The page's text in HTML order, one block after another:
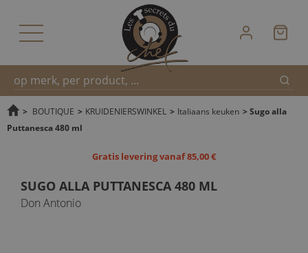
Snel
> BOUTIQUE > KRUIDENIERSWINKEL > Italiaans keuken > Sugo alla
Puttanesca 480 ml
Gratis levering vanaf 85,00 €
SUGO ALLA PUTTANESCA 480 ML
Don Antonio